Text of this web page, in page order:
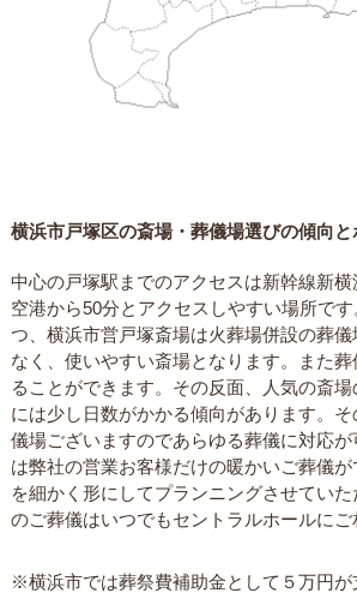
横浜市戸塚区の斎場・葬儀場選びの傾向と
中心の戸塚駅までのアクセスは新幹線新横
空港から50分とアクセスしやすい場所です
つ、横浜市営戸塚斎場は火葬場併設の葬
なく、使いやすい斎場となります。また
ることができます。その反面、人気の斎
には少し日数がかかる傾向があります。
儀場ございますのであらゆる葬儀に対応
は弊社の営業お客様だけの暖かいご葬儀
を細かく形にしてプランニングさせてい
のご葬儀はいつでもセントラルホールにご
※横浜市では葬祭費補助金として５万円が